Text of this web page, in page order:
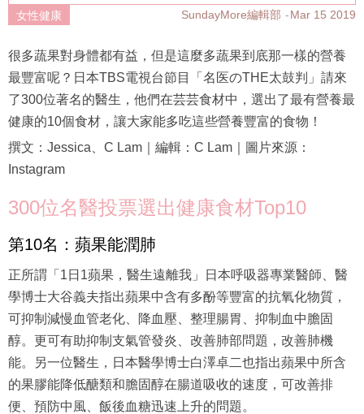
女性健康 SundayMore編輯部 Mar 15 2019
很多蔬果對身體都有益，但是這麼多蔬果到底那一樣的營養
最豐富呢？日本TBS電視台節目「名医のTHE太鼓判」請來
了300位著名的醫生，他們在芸芸食材中，選出了最有營養最
健康的10個食材，讓大家能多吃這些營養豐富的食物！
撰文：Jessica、C Lam｜編輯：C Lam｜圖片來源：
Instagram
300位名醫投票選出健康食材Top10
第10名：蘋果能潤肺
正所謂「1日1蘋果，醫生遠離我」日本呼吸器專業醫師、醫
學博士大谷義夫指出蘋果中含有多酚等豐富的抗氧化物質，
可抑制減慢血管老化、降血壓、整理腸胃、抑制血中膽固
醇。更可有助抑制支氣管發炎、改善肺部問題，改善肺機
能。另一位醫生，日本醫學博士白澤卓二也指出蘋果中所含
的果膠能降低醣類和膽固醇在腸道吸收的速度，可改善排
便、預防中風、飯後血糖迅速上升的問題。